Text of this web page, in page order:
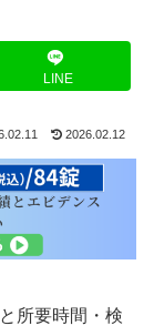
LINE
2026.02.12
所要時間・検